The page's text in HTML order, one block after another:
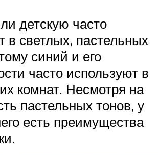
детскую часто
светлых, пастельных
синий и его
часто используют в
комнат. Несмотря на
пастельных тонов, у
есть преимущества